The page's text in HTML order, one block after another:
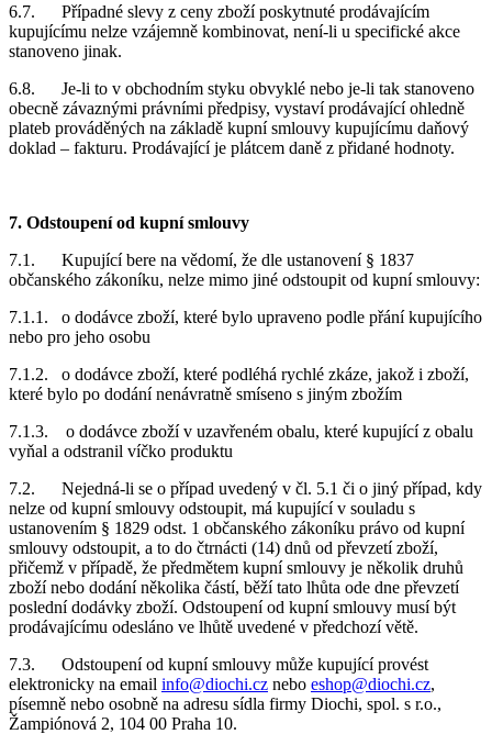
6.7. Případné slevy z ceny zboží poskytnuté prodávajícím
kupujícímu nelze vzájemně kombinovat, není-li u specifické akce
stanoveno jinak.
6.8. Je-li to v obchodním styku obvyklé nebo je-li tak stanoveno
obecně závaznými právními předpisy, vystaví prodávající ohledně
plateb prováděných na základě kupní smlouvy kupujícímu daňový
doklad – fakturu. Prodávající je plátcem daně z přidané hodnoty.
7. Odstoupení od kupní smlouvy
7.1. Kupující bere na vědomí, že dle ustanovení § 1837
občanského zákoníku, nelze mimo jiné odstoupit od kupní smlouvy:
7.1.1. o dodávce zboží, které bylo upraveno podle přání kupujícího
nebo pro jeho osobu
7.1.2. o dodávce zboží, které podléhá rychlé zkáze, jakož i zboží,
které bylo po dodání nenávratně smíseno s jiným zbožím
7.1.3. o dodávce zboží v uzavřeném obalu, které kupující z obalu
vyňal a odstranil víčko produktu
7.2. Nejedná-li se o případ uvedený v čl. 5.1 či o jiný případ, kdy
nelze od kupní smlouvy odstoupit, má kupující v souladu s
ustanovením § 1829 odst. 1 občanského zákoníku právo od kupní
smlouvy odstoupit, a to do čtrnácti (14) dnů od převzetí zboží,
přičemž v případě, že předmětem kupní smlouvy je několik druhů
zboží nebo dodání několika částí, běží tato lhůta ode dne převzetí
poslední dodávky zboží. Odstoupení od kupní smlouvy musí být
prodávajícímu odesláno ve lhůtě uvedené v předchozí větě.
7.3. Odstoupení od kupní smlouvy může kupující provést
elektronicky na email info@diochi.cz nebo eshop@diochi.cz,
písemně nebo osobně na adresu sídla firmy Diochi, spol. s r.o.,
Žampiónová 2, 104 00 Praha 10.